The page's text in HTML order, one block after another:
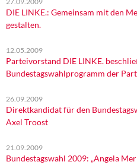
DIE LINKE.: Gemeinsam mit den
gestalten.
12.05.2009
Parteivorstand DIE LINKE.
Bundestagswahlprogramm der
26.09.2009
Direktkandidat für den
Axel Troost
21.09.2009
Bundestagswahl 2009: „Angela